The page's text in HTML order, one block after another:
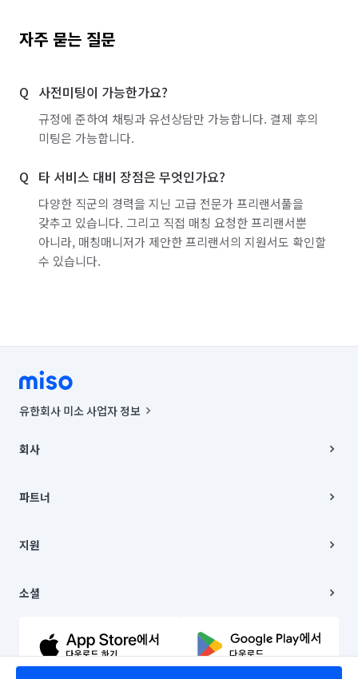
자주 묻는 질문
사전미팅이 가능한가요?
규정에 준하여 채팅과 유선상담만 가능합니다. 결제 후의
미팅은 가능합니다.
타 서비스 대비 장점은 무엇인가요?
다양한 직군의 경력을 지닌 고급 전문가 프리랜서풀을
갖추고 있습니다. 그리고 직접 매칭 요청한 프리랜서뿐
아니라, 매칭매니저가 제안한 프리랜서의 지원서도 확인할
수 있습니다.
유한회사 미소 사업자 정보
00019 |
주소 | 본사: 서울특별시 종로구 율곡로 6(중학동, 트윈트리빌딩) B동 5층
컨택센터 : 서울특별시 종로구 수송동 율곡로 24, 7층, 8층 미소
상품, 상품정보, 거래에 관한 의무와 책임은 거래당사자에게 있습니다.
언론 보도 관련 문의:
© 유한회사 미소. Miso, Inc. All Rights Reserved.
회사
채용
파트너
이사
지원
이용약관
문의하기
소셜
유튜브